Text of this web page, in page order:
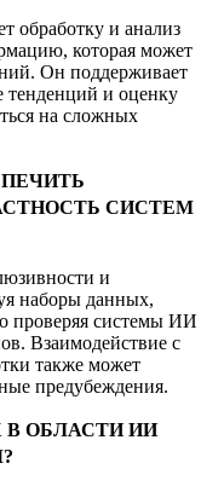
обработку и анализ
которая может
Он поддерживает
тенденций и оценку
на сложных
СИСТЕМ
и
наборы данных,
проверяя системы ИИ
Взаимодействие с
также может
предубеждения.
ОБЛАСТИ ИИ